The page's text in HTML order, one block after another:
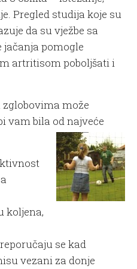
Pregled studija koje su
da su vježbe sa
jačanja pomogle
artritisom poboljšati i
može
vam bila od najveće
koljena,
se kad
vezani za donje